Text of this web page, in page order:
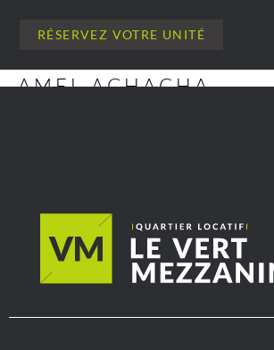
RÉSERVEZ VOTRE UNITÉ
AMEL ACHACHA